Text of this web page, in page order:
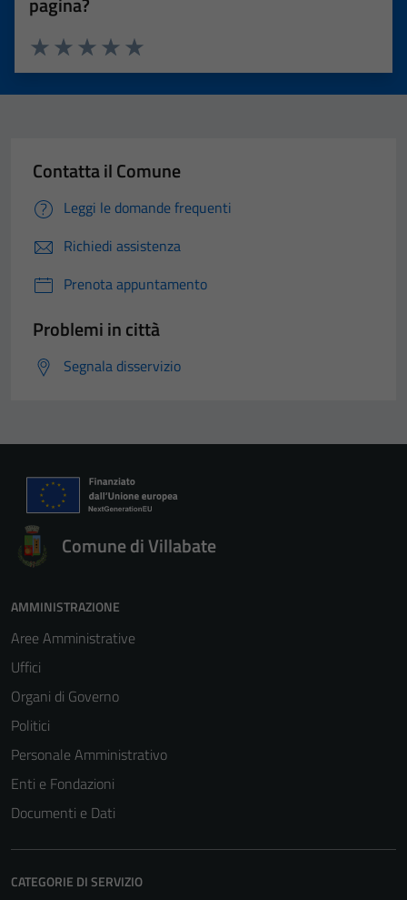
Valuta 5 stelle su 5
Valuta 4 stelle su 5
Valuta 3 stelle su 5
Valuta 2 stelle su 5
Valuta 1 stelle su 5
Contatta il Comune
Leggi le domande frequenti
Richiedi assistenza
Prenota appuntamento
Problemi in città
Segnala disservizio
Comune di Villabate
AMMINISTRAZIONE
Aree Amministrative
Uffici
Organi di Governo
Politici
Personale Amministrativo
Enti e Fondazioni
Documenti e Dati
CATEGORIE DI SERVIZIO